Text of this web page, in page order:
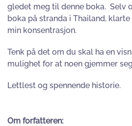
gledet meg til denne boka. Selv
boka på stranda i Thailand,
min konsentrasjon.
Tenk på det om du skal ha en
mulighet for at noen gjemmer
Lettlest og spennende historie.
Om forfatteren: